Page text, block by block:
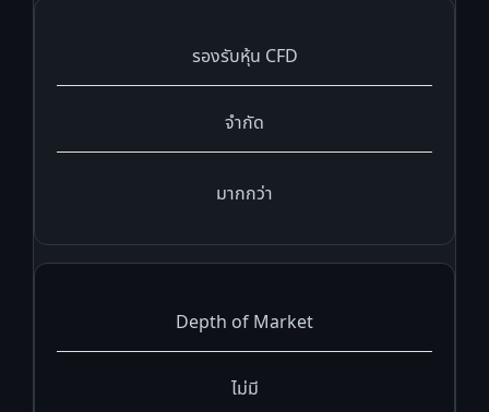
รองรับหุ้น CFD
จำกัด
มากกว่า
Depth of Market
ไม่มี